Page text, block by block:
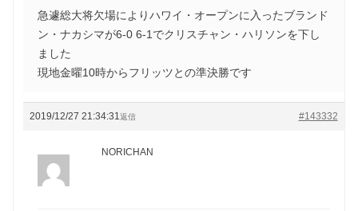
急遽総大将欠場によりハワイ・オープンに入ったブランド
ン・ナカシマが6-0 6-1でクリスチャン・ハリソンを下し
ました
現地金曜10時からフリッツとの準決勝です
2019/12/27 21:34:31 #143332
返信
NORICHAN